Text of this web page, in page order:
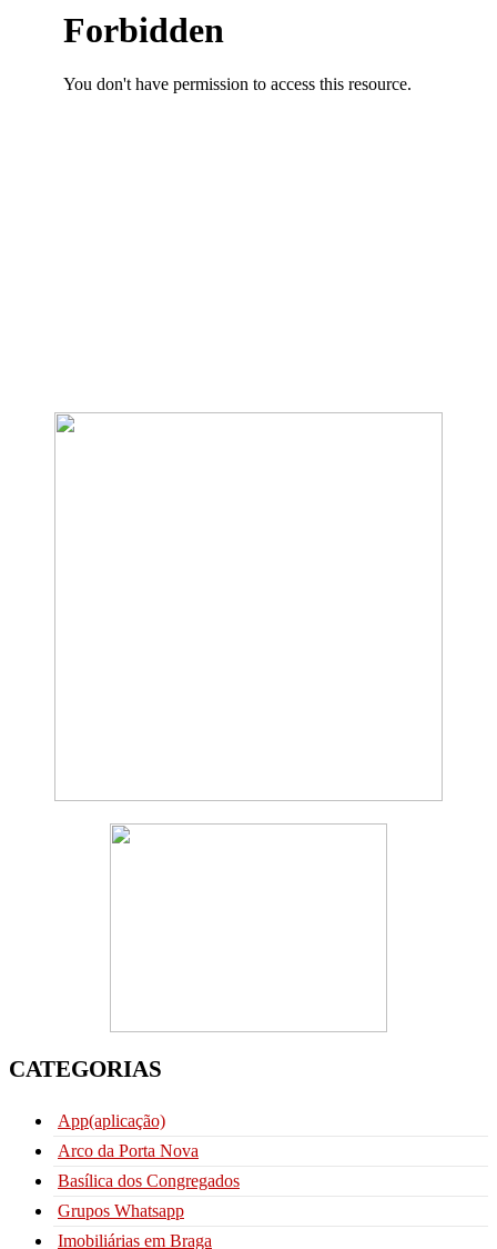
CATEGORIAS
App(aplicação)
Arco da Porta Nova
Basílica dos Congregados
Grupos Whatsapp
Imobiliárias em Braga